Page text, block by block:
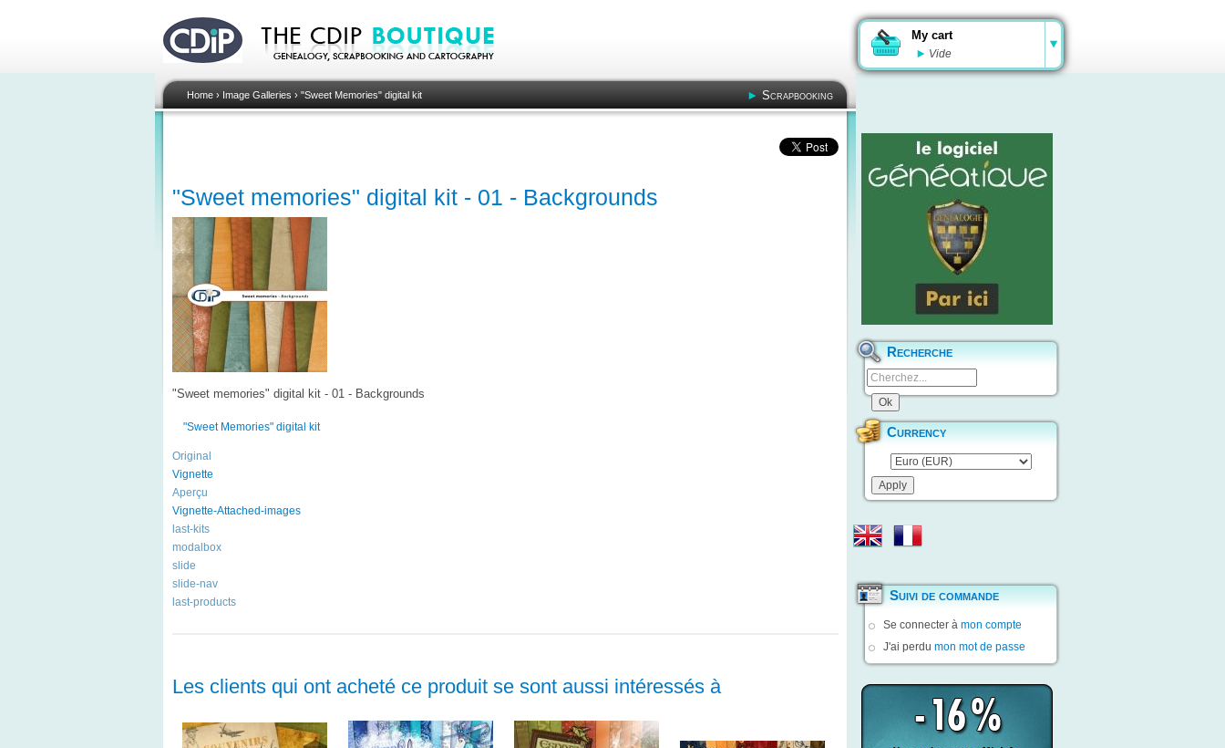
My cart
Vide
Home› Image Galleries › "Sweet Memories" digital kit Scrapbooking
"Sweet memories" digital kit - 01 - Backgrounds
"Sweet memories" digital kit - 01 - Backgrounds
"Sweet Memories" digital kit
Original
Vignette
Aperçu
Vignette-Attached-images
last-kits
modalbox
slide
slide-nav
last-products
Les clients qui ont acheté ce produit se sont aussi intéressés à
Recherche
Currency
Suivi de commande
Se connecter à mon compte
J'ai perdu mon mot de passe